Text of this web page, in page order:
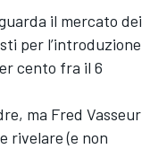
il mercato dei
per l’introduzione
cento fra il 6
ma Fred Vasseur
rivelare (e non